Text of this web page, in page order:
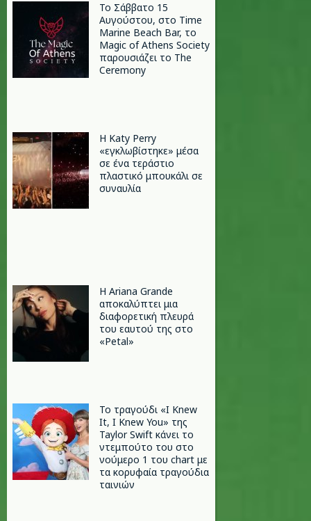
Το Σάββατο 15
Αυγούστου, στο Time
Marine Beach Bar, το
Magic of Athens Society
παρουσιάζει το The
Ceremony
H Katy Perry
«εγκλωβίστηκε» μέσα
σε ένα τεράστιο
πλαστικό μπουκάλι σε
συναυλία
Η Ariana Grande
αποκαλύπτει μια
διαφορετική πλευρά
του εαυτού της στο
«Petal»
Το τραγούδι «I Knew
It, I Knew You» της
Taylor Swift κάνει το
ντεμπούτο του στο
νούμερο 1 του chart με
τα κορυφαία τραγούδια
ταινιών